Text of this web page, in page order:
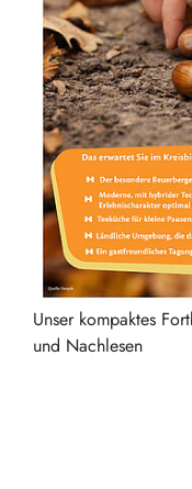
Unser kompaktes
und Nachlesen